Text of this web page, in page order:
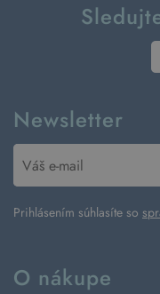
O nákupe
Newsletter
Prihlásením súhlasíte so